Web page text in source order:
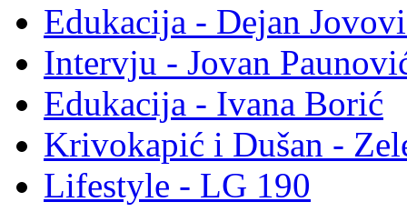
Edukacija - Dejan
Intervju - Jovan
Edukacija - Ivana Borić
Krivokapić i Dušan -
Lifestyle - LG 190